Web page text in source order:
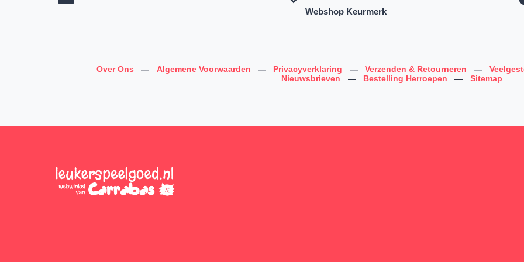
Webshop Keurmerk
Over Ons — Algemene Voorwaarden — Privacyverklaring — Verzenden & Retourneren —
Nieuwsbrieven
— Bestelling Herroepen — Sitemap